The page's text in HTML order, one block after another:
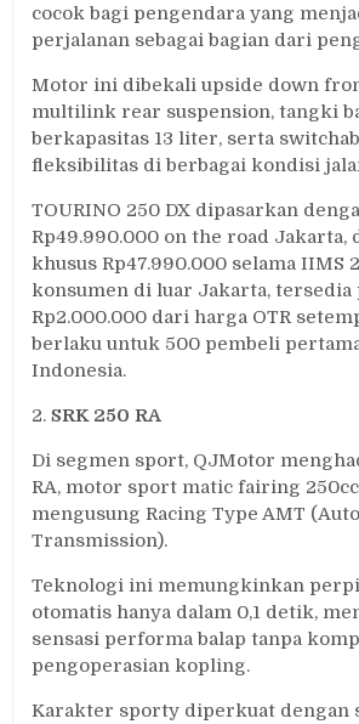
cocok bagi pengendara yang
perjalanan sebagai bagian dari
Motor ini dibekali upside down
multilink rear suspension, tangki
berkapasitas 13 liter, serta
fleksibilitas di berbagai kondisi
TOURINO 250 DX dipasarkan
Rp49.990.000 on the road Jakarta,
khusus Rp47.990.000 selama IIMS
konsumen di luar Jakarta, tersedia
Rp2.000.000 dari harga OTR
berlaku untuk 500 pembeli
Indonesia.
2.SRK 250 RA
Di segmen sport, QJMotor
RA, motor sport matic fairing
mengusung Racing Type AMT
Transmission).
Teknologi ini memungkinkan
otomatis hanya dalam 0,1 detik,
sensasi performa balap tanpa
pengoperasian kopling.
Karakter sporty diperkuat dengan